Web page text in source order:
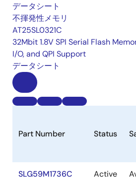
データシート
不揮発性メモリ
AT25SL0321C
32Mbit 1.8V SPI Serial Flash
I/O, and QPI Support
データシート
Part Number Status
SLG59M1736C Active